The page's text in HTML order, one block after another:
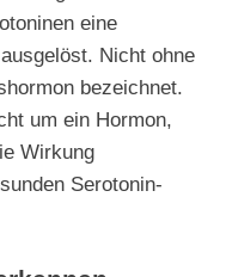
eine
Nicht ohne
bezeichnet.
um ein Hormon,
Wirkung
Serotonin-